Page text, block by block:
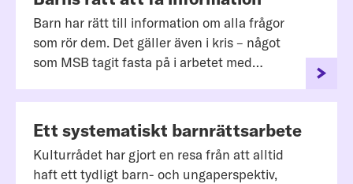
Barn har rätt till information om alla frågor
som rör dem. Det gäller även i kris – något
som MSB tagit fasta på i arbetet med
Ett systematiskt barnrättsarbete
Kulturrådet har gjort en resa från att alltid
haft ett tydligt barn- och ungaperspektiv,